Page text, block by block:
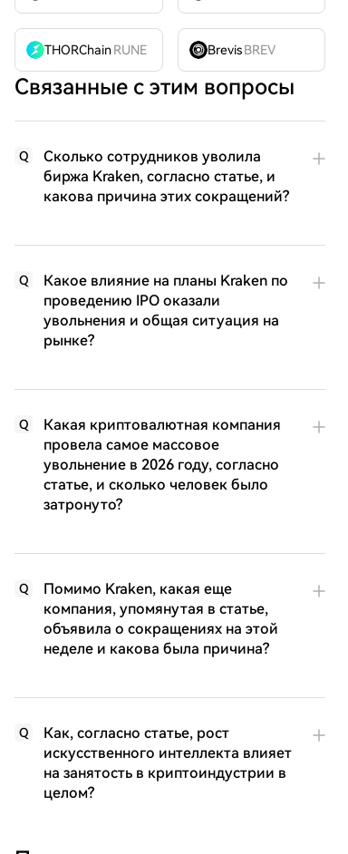
THORChainRUNE Brevis BREV
Связанные с этим вопросы
Q
Сколько сотрудников уволила
биржа Kraken, согласно статье, и
какова причина этих сокращений?
Q
Какое влияние на планы Kraken по
проведению IPO оказали
увольнения и общая ситуация на
рынке?
Q
Какая криптовалютная компания
провела самое массовое
увольнение в 2026 году, согласно
статье, и сколько человек было
затронуто?
Q
Помимо Kraken, какая еще
компания, упомянутая в статье,
объявила о сокращениях на этой
неделе и какова была причина?
Q
Как, согласно статье, рост
искусственного интеллекта влияет
на занятость в криптоиндустрии в
целом?